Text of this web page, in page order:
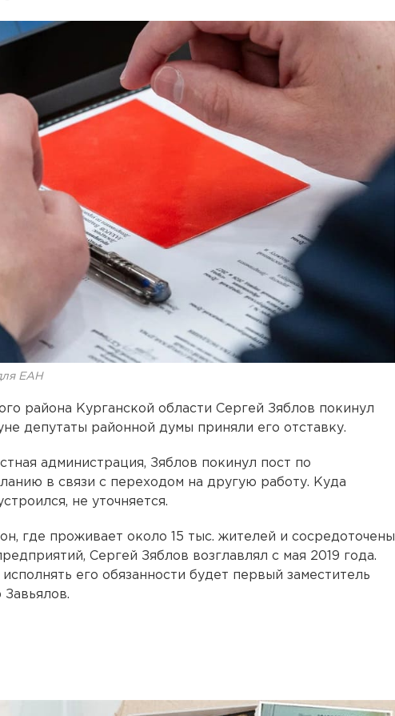
ЕАН
района Курганской области Сергей Зяблов покинул
депутаты районной думы приняли его отставку.
администрация, Зяблов покинул пост по
в связи с переходом на другую работу. Куда
не уточняется.
где проживает около 15 тыс. жителей и сосредоточены
Сергей Зяблов возглавлял с мая 2019 года.
его обязанности будет первый заместитель